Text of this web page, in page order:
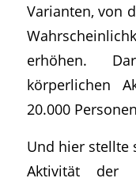
Varianten, von
erhöhen.
körperlichen
20.000
Und hier stellte
Aktivität der